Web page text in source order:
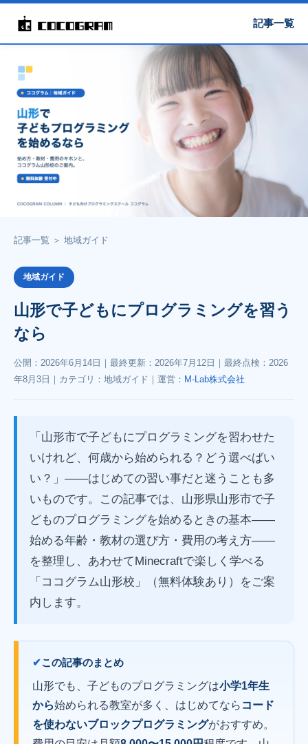
記事一覧
記事一覧 ＞ 地域ガイド
地域ガイド
山形で子どもにプログラミングを習う
なら
公開： 2026年6月14日 ｜最終更新： 2026年7月12日 ｜最終点検： 2026
年8月3日 ｜カテゴリ：地域ガイド｜運営： M-Lab株式会社
「山形市で子どもにプログラミングを習わせた
いけれど、何歳から始められる？どう選べばい
い？」——はじめての習い事だと迷うことも多
いものです。この記事では、山形県山形市で子
どものプログラミングを始めるときの基本——
始める年齢・教材の選び方・費用の考え方——
を整理し、あわせてMinecraftで楽しく学べる
「ココグラム山形校」（無料体験あり）をご案
内します。
この記事のまとめ
山形でも、子どものプログラミングは小学1年生
から始められる教室が多く、はじめてなら コード
を使わないブロックプログラミングがおすすめ。